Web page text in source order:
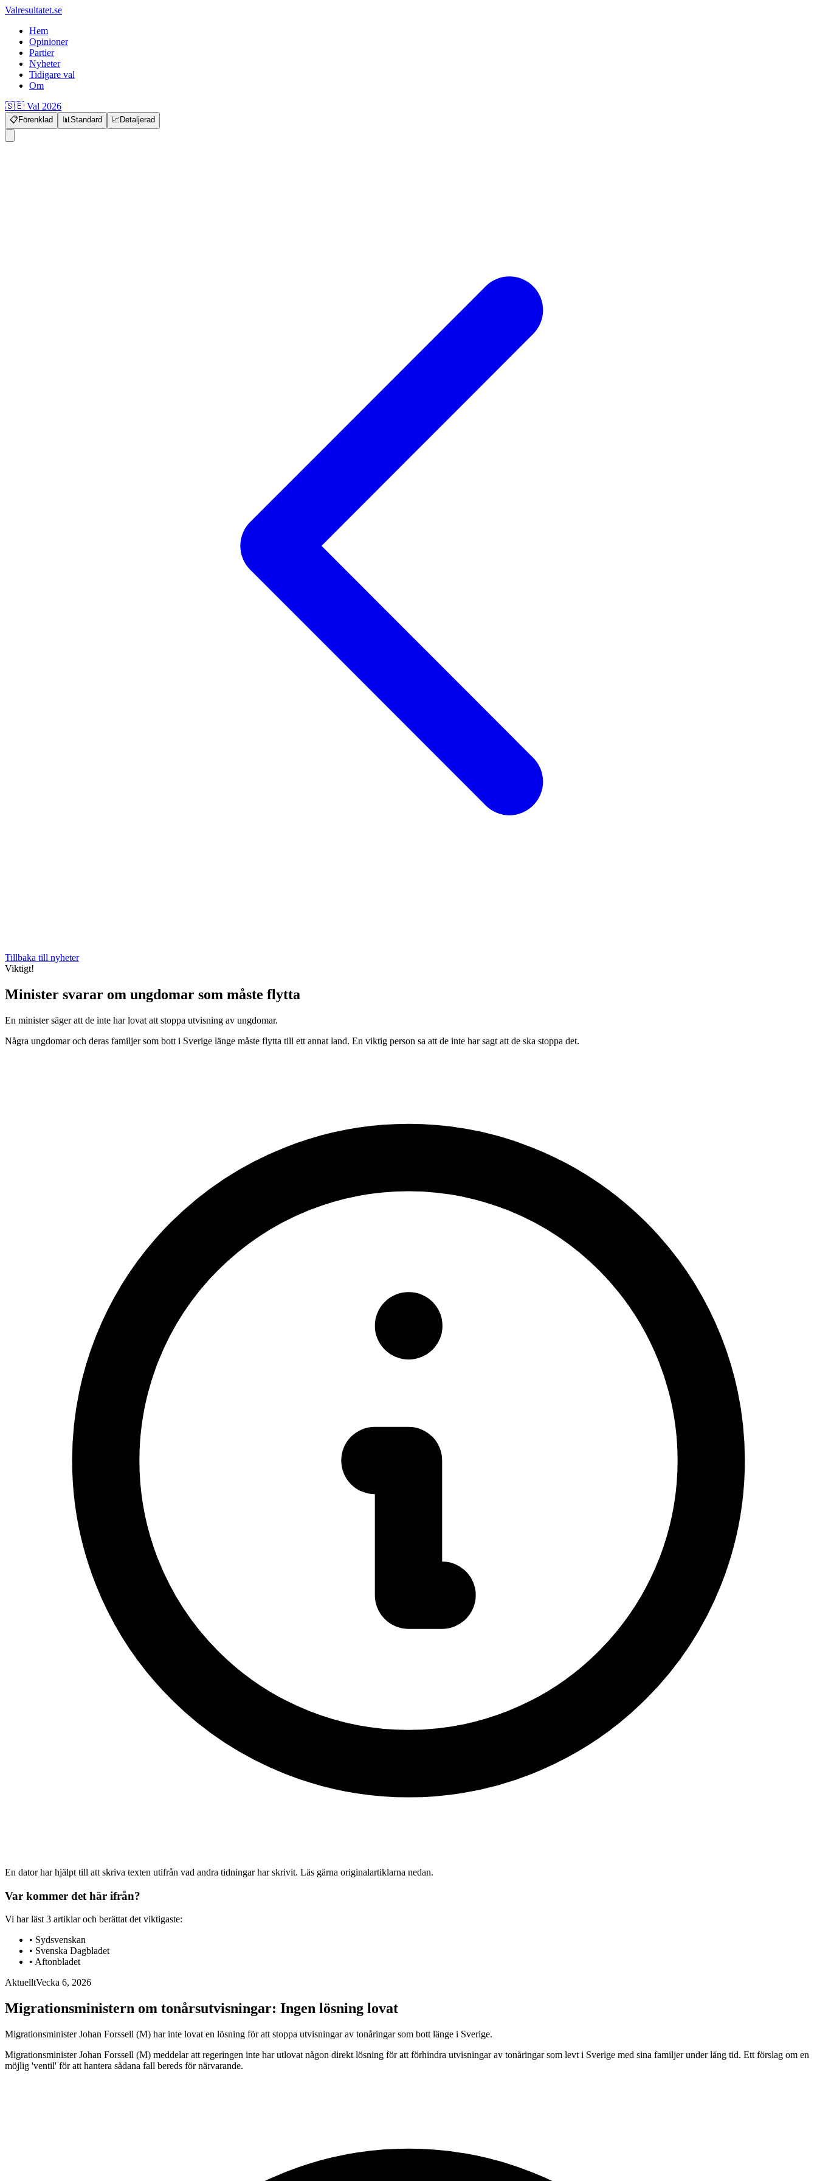
Valresultatet.se
Hem
Opinioner
Partier
Nyheter
Tidigare val
Om
🇸🇪 Val 2026
📋 Förenklad 📊Standard 📈Detaljerad
Tillbaka till nyheter
Viktigt!
Minister svarar om ungdomar som måste flytta
En minister säger att de inte har lovat att stoppa utvisning av ungdomar.
Några ungdomar och deras familjer som bott i Sverige länge måste flytta till ett annat land. En viktig person sa att de inte har sagt att de ska stoppa det.
En dator har hjälpt till att skriva texten utifrån vad andra tidningar har skrivit. Läs gärna originalartiklarna nedan.
Var kommer det här ifrån?
Vi har läst 3 artiklaroch berättat det viktigaste:
• Sydsvenskan
• Svenska Dagbladet
• Aftonbladet
AktuelltVecka 6, 2026
Migrationsministern om tonårsutvisningar: Ingen lösning lovat
Migrationsminister Johan Forssell (M) har inte lovat en lösning för att stoppa utvisningar av tonåringar som bott länge i Sverige.
Migrationsminister Johan Forssell (M) meddelar att regeringen inte har utlovat någon direkt lösning för att förhindra utvisningar av tonåringar som levt i Sverige med sina familjer under lång tid. Ett förslag om en
möjlig 'ventil' för att hantera sådana fall bereds för närvarande.